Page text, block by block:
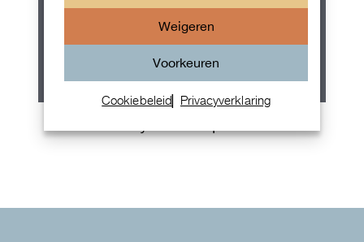
Weigeren
Voorkeuren
Cookiebeleid Privacyverklaring